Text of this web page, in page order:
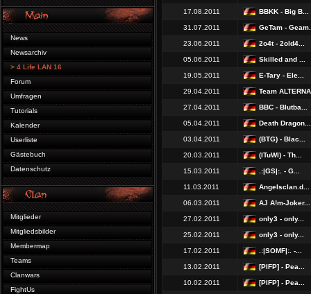
News
Newsarchiv
> 4 Life LAN 16
Forum
Umfragen
Tutorials
Kalender
Userliste
Gästebuch
Datenschutz
Mitglieder
Mitgliedsbilder
Membermap
Teams
Clanwars
FightUs
17.08.2011 BBKK - Big B...
31.07.2011 GeTam -
23.06.2011 2o4t - 2old4...
05.06.2011 Skilled and ...
19.05.2011 E-Tary - Ele...
29.04.2011 Team
27.04.2011 BBC - Blutba...
05.04.2011 Death Dragon...
03.04.2011 (BTG) - Blac...
20.03.2011 (ITuWI) - Th...
15.03.2011 .:|GS|:. - G...
11.03.2011 Angelsclan.d...
06.03.2011 AJ A!m-Joker...
27.02.2011 only3 - only...
25.02.2011 only3 - only...
17.02.2011 .:|SOMF|:. -...
13.02.2011 [PIFP] - Pea...
10.02.2011 [PIFP] - Pea...